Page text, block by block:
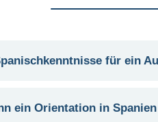
für ein
ein Orientation in